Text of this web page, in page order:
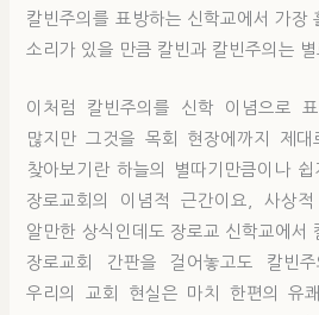
칼빈주의를 표방하는 신학교에서 가장
소리가 있을 만큼 칼빈과 칼빈주의는 별
이처럼 칼빈주의를 신학 이념으로
많지만 그것을 목회 현장에까지 제
찾아보기란 하늘의 별따기만큼이나
장로교회의 이념적 근간이요, 사상
알만한 상식인데도 장로교 신학교에서
장로교회 간판을 걸어놓고도 칼빈
우리의 교회 현실은 마치 한편의 유